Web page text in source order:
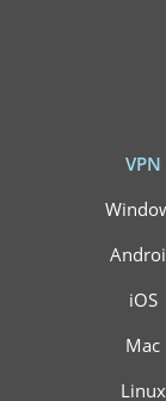
VPN
iOS
Mac
Linux